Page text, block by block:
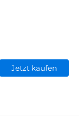
Jetzt kaufen